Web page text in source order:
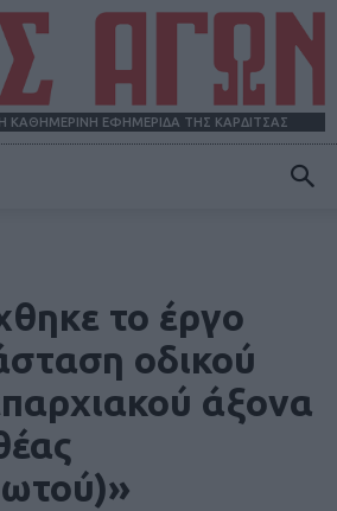
ΚΑΘΗΜΕΡΙΝΗ ΕΦΗΜΕΡΙΔΑ ΤΗΣ ΚΑΡΔΙΤΣΑΣ
το έργο
οδικού
άξονα